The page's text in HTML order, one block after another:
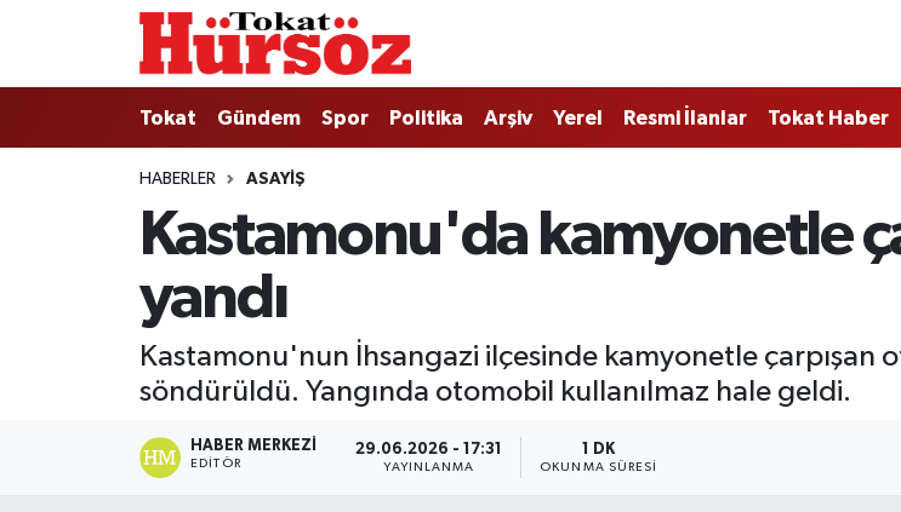
Tokat Gündem Spor Politika Arşiv Yerel Resmi İlanlar Tokat Haber
HABERLER ASAYIŞ
Kastamonu'da kamyonetle
yandı
Kastamonu'nun İhsangazi ilçesinde kamyonetle çarpışan
söndürüldü. Yangında otomobil kullanılmaz hale geldi.
HABER MERKEZI
EDITÖR
29.06.2026 - 17:31
YAYINLANMA
1 DK
OKUNMA SÜRESI
Tokat
Türkiye Gündemi
Gündem
Politika
Tokat Spor
Nöbetçi Eczaneler
Hava Durumu
Tokat Namaz Vakitleri
Süper Lig Puan Durumu ve Fikstür
Tüm Manşetler
Son Dakika Haberleri